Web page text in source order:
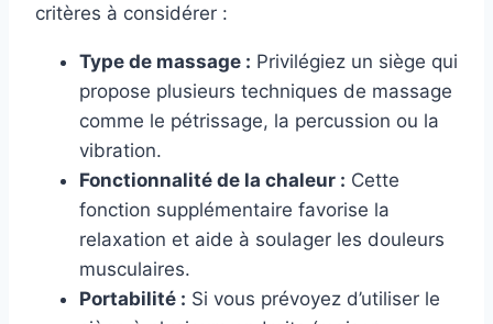
critères à considérer :
Type de massage : Privilégiez un siège qui
propose plusieurs techniques de massage
comme le pétrissage, la percussion ou la
vibration.
Fonctionnalité de la chaleur : Cette
fonction supplémentaire favorise la
relaxation et aide à soulager les douleurs
musculaires.
Portabilité : Si vous prévoyez d’utiliser le